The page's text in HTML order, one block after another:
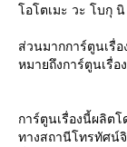
อโตเมะ วะ โบกุ นิ
ส่วนมากการ์ตูนเรื่
หมายถึงการ์ตูนเรื่อ
การ์ตูนเรื่องนี้ผลิต
ทางสถานีโทรทัศน์